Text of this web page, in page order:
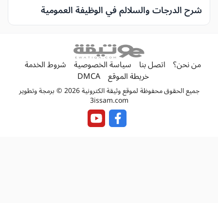
شرح الدرجات والسلالم في الوظيفة العمومية
من نحن؟ اتصل بنا سياسة الخصوصية شروط الخدمة
خريطة الموقع DMCA
جميع الحقوق محفوظة لموقع وثيقة الكترونية 2026 © برمجة وتطوير
3issam.com